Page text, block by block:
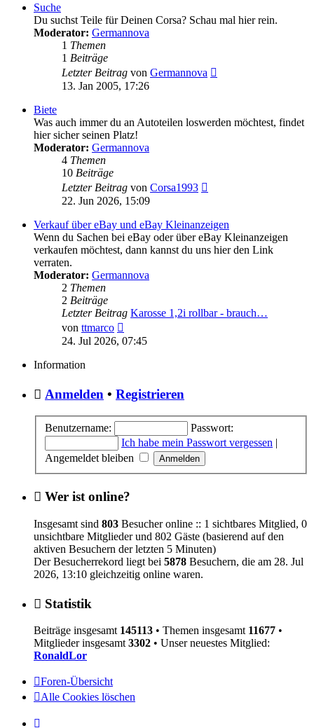
Suche
Du suchst Teile für Deinen Corsa? Schau mal hier rein.
Moderator: Germannova
1 Themen
1 Beiträge
Letzter Beitrag von Germannova
13. Jan 2005, 17:26
Biete
Was auch immer du an Autoteilen loswerden möchtest, findet
hier sicher seinen Platz!
Moderator: Germannova
4 Themen
10 Beiträge
Letzter Beitrag von Corsa1993
22. Jun 2026, 15:09
Verkauf über eBay und eBay Kleinanzeigen
Wenn du Sachen bei eBay oder über eBay Kleinanzeigen
verkaufen möchtest, dann kannst du uns hier den Link
verraten.
Moderator: Germannova
2 Themen
2 Beiträge
Letzter Beitrag Karosse 1,2i rollbar - brauch…
von ttmarco
Beitrag
24. Jul 2026, 07:45
Information
Anmelden • Registrieren
Benutzername:
Passwort:
Ich habe mein Passwort vergessen |
Angemeldet bleiben
Wer ist online?
Insgesamt sind 803 Besucher online :: 1 sichtbares Mitglied, 0
unsichtbare Mitglieder und 802 Gäste (basierend auf den
aktiven Besuchern der letzten 5 Minuten)
Der Besucherrekord liegt bei 5878 Besuchern, die am 28. Jul
2026, 13:10 gleichzeitig online waren.
Statistik
Beiträge insgesamt 145113 • Themen insgesamt 11677 •
Mitglieder insgesamt 3302 • Unser neuestes Mitglied:
RonaldLor
Foren-Übersicht
Alle Cookies löschen